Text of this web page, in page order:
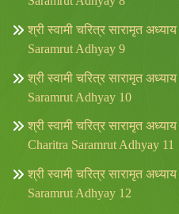
श्री स्वामी चरित्र सारामृत
Saramrut Adhyay 9
श्री स्वामी चरित्र सारामृत
Saramrut Adhyay 10
श्री स्वामी चरित्र सारामृत
Charitra Saramrut Adhyay 11
श्री स्वामी चरित्र सारामृत
Saramrut Adhyay 12